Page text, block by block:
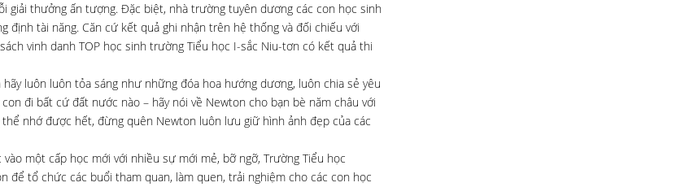
giải thưởng ấn tượng. Đặc biệt, nhà trường tuyên dương các con học sinh
tài năng. Căn cứ kết quả ghi nhận trên hệ thống và đối chiếu với
vinh danh TOP học sinh trường Tiểu học I-sắc Niu-tơn có kết quả thi
luôn luôn tỏa sáng như những đóa hoa hướng dương, luôn chia sẻ yêu
đi bất cứ đất nước nào – hãy nói về Newton cho bạn bè năm châu với
nhớ được hết, đừng quên Newton luôn lưu giữ hình ảnh đẹp của các
một cấp học mới với nhiều sự mới mẻ, bỡ ngỡ, Trường Tiểu học
tổ chức các buổi tham quan, làm quen, trải nghiệm cho các con học